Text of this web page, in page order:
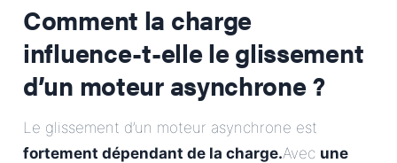
Comment la charge
influence-t-elle le glissement
d’un moteur asynchrone ?
Le glissement d’un moteur asynchrone est
fortement dépendant de la charge.Avec une